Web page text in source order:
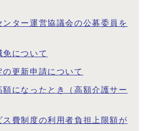
ター運営協議会の公募委員を
について
更新申請について
額になったとき（高額介護サー
ス費制度の利用者負担上限額が